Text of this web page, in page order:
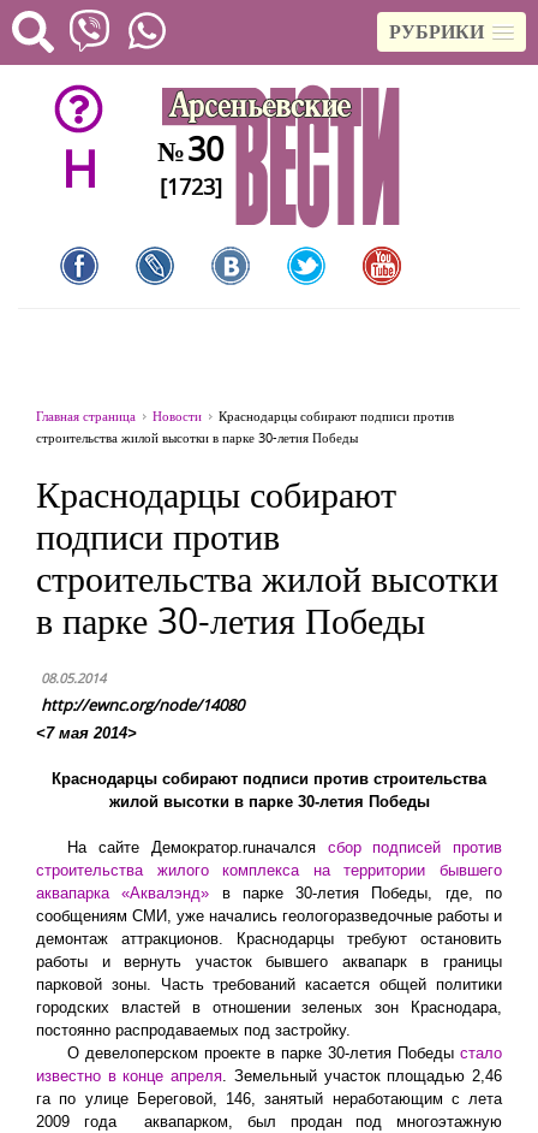
РУБРИКИ
H №30
[1723]
Главная страница Новости
Краснодарцы собирают подписи против
строительства жилой высотки в парке 30-летия Победы
Краснодарцы собирают
подписи против
строительства жилой высотки
в парке 30-летия Победы
08.05.2014
http://ewnc.org/node/14080
<7 мая 2014>
Краснодарцы собирают подписи против строительства
жилой высотки в парке 30-летия Победы
На сайте Демократор.ruначался сбор подписей против
строительства жилого комплекса на территории бывшего
аквапарка «Аквалэнд» в парке 30-летия Победы, где, по
сообщениям СМИ, уже начались геологоразведочные работы и
демонтаж аттракционов. Краснодарцы требуют остановить
работы и вернуть участок бывшего аквапарк в границы
парковой зоны. Часть требований касается общей политики
городских властей в отношении зеленых зон Краснодара,
постоянно распродаваемых под застройку.
О девелоперском проекте в парке 30-летия Победы стало
известно в конце апреля. Земельный участок площадью 2,46
га по улице Береговой, 146, занятый неработающим с лета
2009 года
аквапарком, был продан под многоэтажную